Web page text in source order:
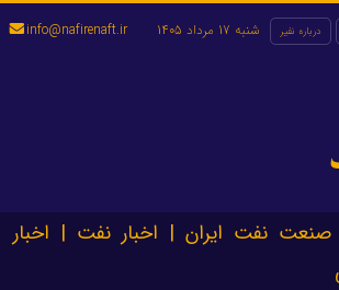
درباره نفیر شنبه 17 مرداد 1405 info@nafirenaft.ir
صنعت نفت ایران | اخبار نفت | اخبار